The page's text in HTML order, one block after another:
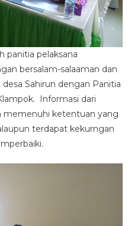
panitia pelaksana
bersalam-salaaman dan
Sahirun dengan Panitia
Informasi dari
memenuhi ketentuan yang
terdapat kekurngan